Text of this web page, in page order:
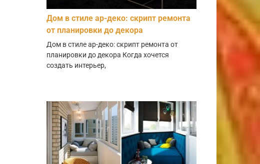
Дом в стиле ар-деко: скрипт ремонта
от планировки до декора
Дом в стиле ар-деко: скрипт ремонта от
планировки до декора Когда хочется
создать интерьер,